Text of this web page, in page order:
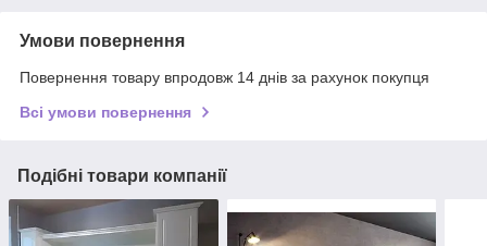
Умови повернення
Повернення товару впродовж 14 днів за рахунок покупця
Всі умови повернення
Подібні товари компанії